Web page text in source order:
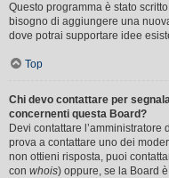
Questo programma è stato
bisogno di aggiungere una
dove potrai supportare idee
Top
Chi devo contattare per
concernenti questa Board?
Devi contattare
prova a contattare uno dei
non ottieni risposta, puoi
con whois) oppure, se la Board